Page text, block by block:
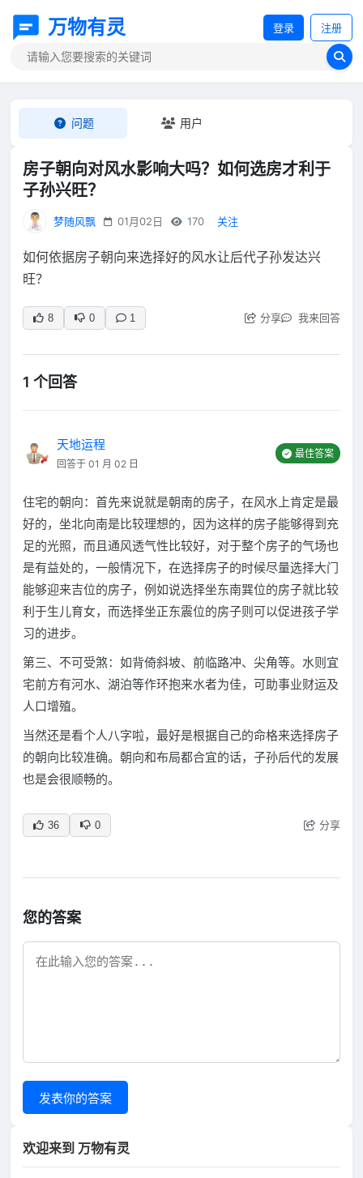
万物有灵 登录 注册
问题 用户
房子朝向对风水影响大吗？如何选房才利于
子孙兴旺？
梦随风飘 01月02日 170 关注
如何依据房子朝向来选择好的风水让后代子孙发达兴
旺？
8 0 1 分享 我来回答
1 个回答
天地运程
回答于 01 月 02 日
最佳答案
住宅的朝向：首先来说就是朝南的房子，在风水上肯定是最
好的，坐北向南是比较理想的，因为这样的房子能够得到充
足的光照，而且通风透气性比较好，对于整个房子的气场也
是有益处的，一般情况下，在选择房子的时候尽量选择大门
能够迎来吉位的房子，例如说选择坐东南巽位的房子就比较
利于生儿育女，而选择坐正东震位的房子则可以促进孩子学
习的进步。
第三、不可受煞：如背倚斜坡、前临路冲、尖角等。水则宜
宅前方有河水、湖泊等作环抱来水者为佳，可助事业财运及
人口增殖。
当然还是看个人八字啦，最好是根据自己的命格来选择房子
的朝向比较准确。朝向和布局都合宜的话，子孙后代的发展
也是会很顺畅的。
36 0 分享
您的答案
发表你的答案
欢迎来到 万物有灵